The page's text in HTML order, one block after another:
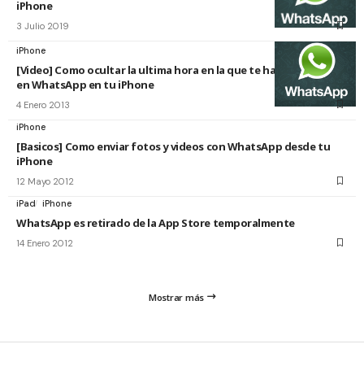
iPhone
3 Julio 2019
iPhone
[Video] Como ocultar la ultima hora en la que te has conectado
en WhatsApp en tu iPhone
4 Enero 2013
iPhone
[Basicos] Como enviar fotos y videos con WhatsApp desde tu
iPhone
12 Mayo 2012
iPad iPhone
WhatsApp es retirado de la App Store temporalmente
14 Enero 2012
Mostrar más